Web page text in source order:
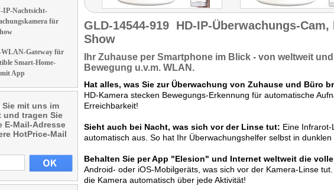
Nachtsicht-
für
WLAN-Gateway für
Smart-Home-
App
Sie mit uns im
und tragen Sie
E-Mail-Adresse
HotPrice-Mail
GLD-14544-919 HD-IP-Überwachungs-
Show
Ihr Zuhause per Smartphone im Blick - von weltweit
Bewegung u.v.m. WLAN .
Hat alles, was Sie zur Überwachung von Zuhause und Büro
HD-Kamera stecken Bewegungs-Erkennung für automatische
Erreichbarkeit!
Sieht auch bei Nacht, was sich vor der Linse tut: Eine
automatisch aus. So hat Ihr Überwachungshelfer selbst in
Behalten Sie per App "Elesion" und Internet weltweit die
Android- oder iOS-Mobilgeräts, was sich vor der Kamera-Linse
die Kamera automatisch über jede Aktivität!